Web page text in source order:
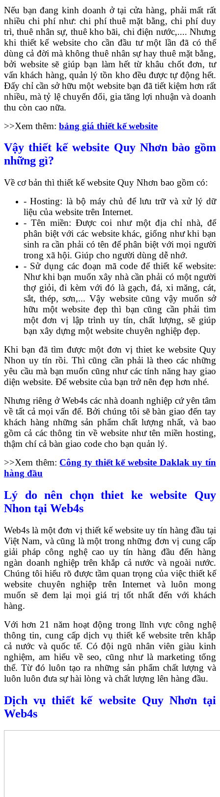
Nếu bạn đang kinh doanh ở tại cửa hàng, phải mất rất
nhiều chi phí như: chi phí thuê mặt bằng, chi phí duy
trì, thuê nhân sự, thuê kho bãi, chi điện nước,.... Nhưng
khi thiết kế website cho cần đầu tư một lần đã có thể
dùng cả đời mà không thuê nhân sự hay thuê mặt bằng,
bởi website sẽ giúp bạn làm hết từ khâu chốt đơn, tư
vấn khách hàng, quản lý tồn kho đều được tự động hết.
Đấy chỉ cần sở hữu một website bạn đã tiết kiệm hơn rất
nhiều, mà tỷ lệ chuyển đổi, gia tăng lợi nhuận và doanh
thu còn cao nữa.
>>Xem thêm: bảng giá thiết kế website
Vậy thiết kế website Quy Nhơn bào gồm
những gì?
Về cơ bản thì thiết kế website Quy Nhơn bao gồm có:
- Hosting: là bộ máy chủ để lưu trữ và xử lý dữ
liệu của website trên Internet.
- Tên miền: Được coi như một địa chỉ nhà, để
phân biệt với các website khác, giống như khi bạn
sinh ra cần phải có tên để phân biệt với mọi người
trong xã hội. Giúp cho người dùng dễ nhớ.
- Sử dụng các đoạn mã code để thiết kế website:
Như khi bạn muốn xây nhà cần phải có một người
thợ giỏi, đi kèm với đó là gạch, đá, xi măng, cát,
sắt, thép, sơn,... Vậy website cũng vậy muốn sở
hữu một website đẹp thì bạn cũng cần phải tìm
một đơn vị lập trình uy tín, chất lượng, sẽ giúp
bạn xây dựng một website chuyên nghiệp đẹp.
Khi bạn đã tìm được một đơn vị thiet ke website Quy
Nhon uy tín rồi. Thì cũng cần phải là theo các những
yêu cầu mà bạn muốn cũng như các tính năng hay giao
diện website. Để website của bạn trở nên đẹp hơn nhé.
Nhưng riêng ở Web4s các nhà doanh nghiệp cứ yên tâm
về tất cả mọi vấn để. Bởi chúng tôi sẽ bàn giao đến tay
khách hàng những sản phẩm chất lượng nhất, và bao
gồm cả các thông tin về website như tên miền hosting,
thậm chí cả bàn giao code cho bạn quản lý.
>>Xem thêm: Công ty thiết kế website Daklak uy tín
hàng đầu
Lý do nên chọn thiet ke website Quy
Nhon tại Web4s
Web4s là một đơn vị thiết kế website uy tín hàng đầu tại
Việt Nam, và cũng là một trong những đơn vị cung cấp
giải pháp công nghệ cao uy tín hàng đầu đến hàng
ngàn doanh nghiệp trên khắp cả nước và ngoài nước.
Chúng tôi hiểu rõ được tầm quan trọng của việc thiết kế
website chuyên nghiệp trên Internet và luôn mong
muốn sẽ đem lại mọi giá trị tốt nhất đến với khách
hàng.
Với hơn 21 năm hoạt động trong lĩnh vực công nghệ
thông tin, cung cấp dịch vụ thiết kế website trên khắp
cả nước và quốc tế. Có đội ngũ nhân viên giàu kinh
nghiệm, am hiểu về seo, cũng như là marketing tổng
thể. Từ đó luôn tạo ra những sản phẩm chất lượng và
luôn luôn đưa sự hài lòng và chất lượng lên hàng đầu.
Dịch vụ thiết kế website Quy Nhơn tại
Web4s